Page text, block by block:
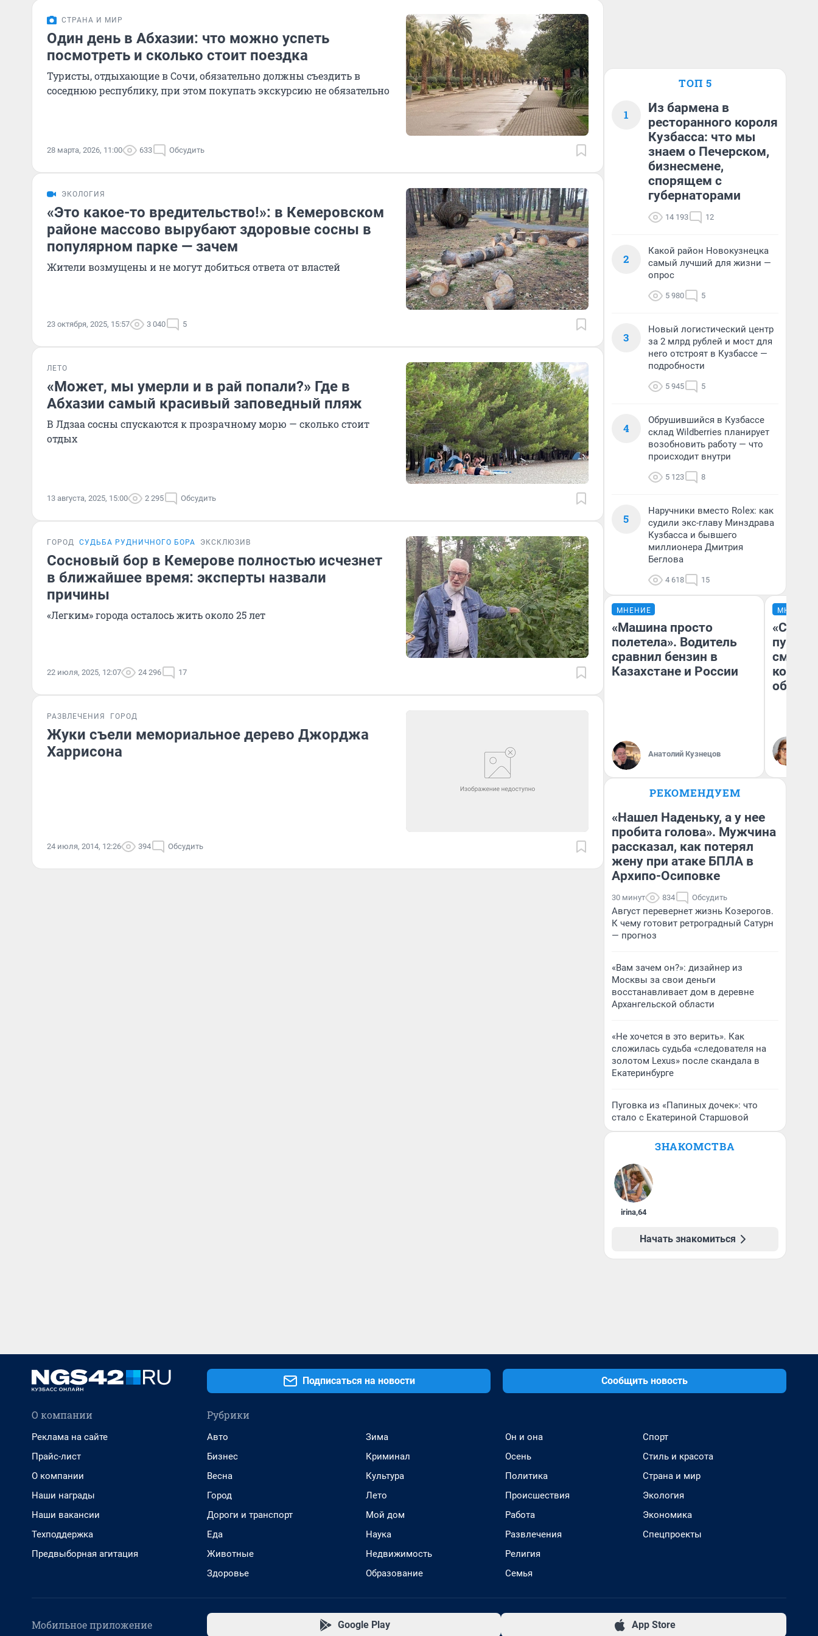
СТРАНА И МИР
Один день в Абхазии: что можно успеть
посмотреть и сколько стоит поездка
Туристы, отдыхающие в Сочи, обязательно должны съездить в
соседнюю республику, при этом покупать экскурсию не обязательно
28 марта, 2026, 11:00 633 Обсудить
ЭКОЛОГИЯ
«Это какое-то вредительство!»: в Кемеровском
районе массово вырубают здоровые сосны в
популярном парке — зачем
Жители возмущены и не могут добиться ответа от властей
23 октября, 2025, 15:57 3 040 5
ЛЕТО
«Может, мы умерли и в рай попали?» Где в
Абхазии самый красивый заповедный пляж
В Лдзаа сосны спускаются к прозрачному морю — сколько стоит
отдых
13 августа, 2025, 15:00 2 295 Обсудить
ГОРОД СУДЬБА РУДНИЧНОГО БОРА ЭКСКЛЮЗИВ
Сосновый бор в Кемерове полностью исчезнет
в ближайшее время: эксперты назвали
причины
«Легким» города осталось жить около 25 лет
22 июля, 2025, 12:07 24 296 17
РАЗВЛЕЧЕНИЯ ГОРОД
Жуки съели мемориальное дерево Джорджа
Харрисона
24 июля, 2014, 12:26 394 Обсудить
ТОП 5
1
Из бармена в
ресторанного короля
Кузбасса: что мы
знаем о Печерском,
бизнесмене,
спорящем с
губернаторами
14 193 12
2
Какой район Новокузнецка
самый лучший для жизни —
опрос
5 980 5
3
Новый логистический центр
за 2 млрд рублей и мост для
него отстроят в Кузбассе —
подробности
5 945 5
4
Обрушившийся в Кузбассе
склад Wildberries планирует
возобновить работу — что
происходит внутри
5 123 8
5
Наручники вместо Rolex: как
судили экс-главу Минздрава
Кузбасса и бывшего
миллионера Дмитрия
Беглова
4 618 15
МНЕНИЕ
«Машина просто
полетела». Водитель
сравнил бензин в
Казахстане и России
Анатолий Кузнецов
МНЕНИЕ
РЕКОМЕНДУЕМ
«Нашел Наденьку, а у нее
пробита голова». Мужчина
рассказал, как потерял
жену при атаке БПЛА в
Архипо-Осиповке
30 минут 834 Обсудить
Август перевернет жизнь Козерогов.
К чему готовит ретроградный Сатурн
— прогноз
«Вам зачем он?»: дизайнер из
Москвы за свои деньги
восстанавливает дом в деревне
Архангельской области
«Не хочется в это верить». Как
сложилась судьба «следователя на
золотом Lexus» после скандала в
Екатеринбурге
Пуговка из «Папиных дочек»: что
стало с Екатериной Старшовой
ЗНАКОМСТВА
irina,64
Начать знакомиться
Подписаться на новости Сообщить новость
О компании
Реклама на сайте
Прайс-лист
О компании
Наши награды
Наши вакансии
Техподдержка
Предвыборная агитация
Рубрики
Авто
Бизнес
Весна
Город
Дороги и транспорт
Еда
Животные
Здоровье
Зима
Криминал
Культура
Лето
Мой дом
Наука
Недвижимость
Образование
Он и она
Осень
Политика
Происшествия
Работа
Развлечения
Религия
Семья
Спорт
Стиль и красота
Страна и мир
Экология
Экономика
Спецпроекты
Мобильное приложение Google Play App Store